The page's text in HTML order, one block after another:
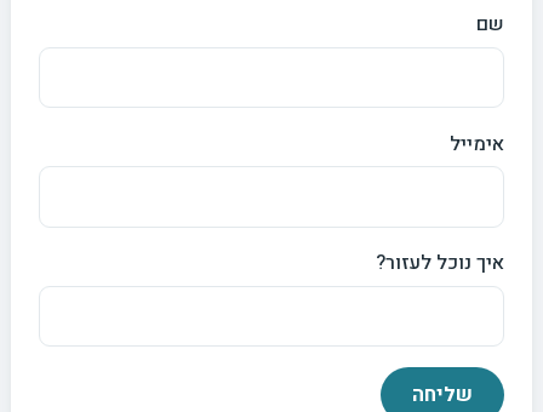
שם
אימייל
איך נוכל לעזור?